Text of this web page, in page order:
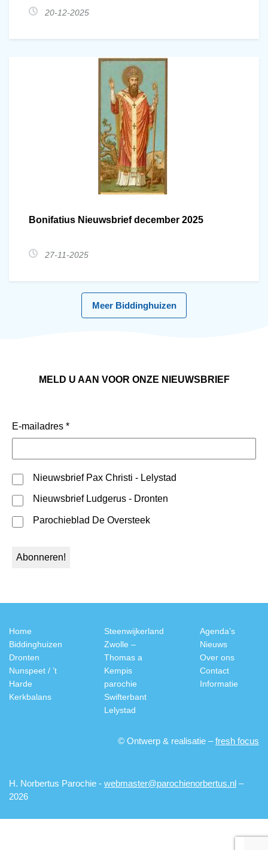
20-12-2025
Bonifatius Nieuwsbrief december 2025
27-11-2025
Meer Biddinghuizen
MELD U AAN VOOR ONZE NIEUWSBRIEF
E-mailadres *
Nieuwsbrief Pax Christi - Lelystad
Nieuwsbrief Ludgerus - Dronten
Parochieblad De Oversteek
Home
Biddinghuizen
Dronten
Nunspeet / ’t
Harde
Kerkbalans
Steenwijkerland
Zwolle –
Thomas a
Kempis
parochie
Swifterbant
Lelystad
Agenda’s
Nieuws
Over ons
Contact
Informatie
© Ontwerp & realisatie –fresh focus
H. Norbertus Parochie - webmaster@parochienorbertus.nl –
2026